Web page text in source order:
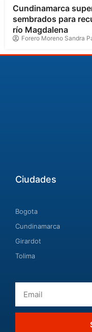
Cundinamarca
sembrados para
río Magdalena
Forero Moreno Sandra
Ciudades
Bogota
Cundinamarca
Girardot
Tolima